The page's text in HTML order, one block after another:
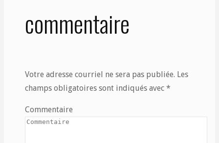
commentaire
Votre adresse courriel ne sera pas publiée. Les
champs obligatoires sont indiqués avec*
Commentaire